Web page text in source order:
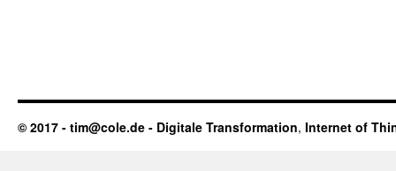
© 2017 - tim@cole.de - Digitale Transformation, Internet of